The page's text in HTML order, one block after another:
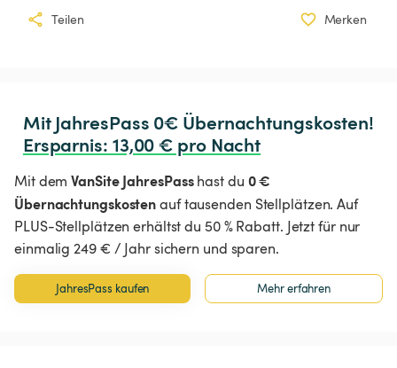
Teilen Merken
Ersparnis: 13,00 € pro Nacht
Mit demVanSite JahresPasshast du 0 €
Übernachtungskostenauf tausenden Stellplätzen. Auf
PLUS-Stellplätzen erhältst du 50 % Rabatt. Jetzt für nur
einmalig 249 € / Jahr sichern und sparen.
JahresPass kaufen Mehr erfahren